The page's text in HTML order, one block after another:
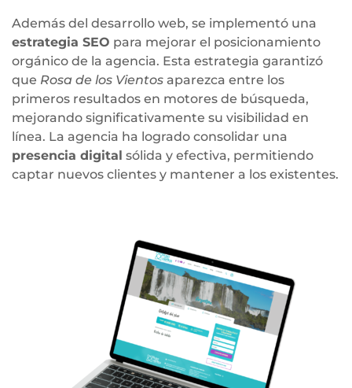
Además del desarrollo web, se implementó una
estrategia SEO para mejorar el posicionamiento
orgánico de la agencia. Esta estrategia garantizó
que Rosa de los Vientos aparezca entre los
primeros resultados en motores de búsqueda,
mejorando significativamente su visibilidad en
línea. La agencia ha logrado consolidar una
presencia digital sólida y efectiva, permitiendo
captar nuevos clientes y mantener a los existentes.